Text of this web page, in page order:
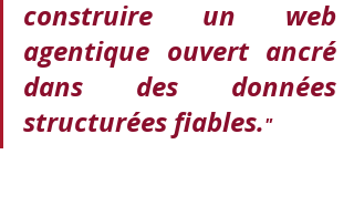
construire un web
agentique ouvert ancré
dans des données
structurées fiables."